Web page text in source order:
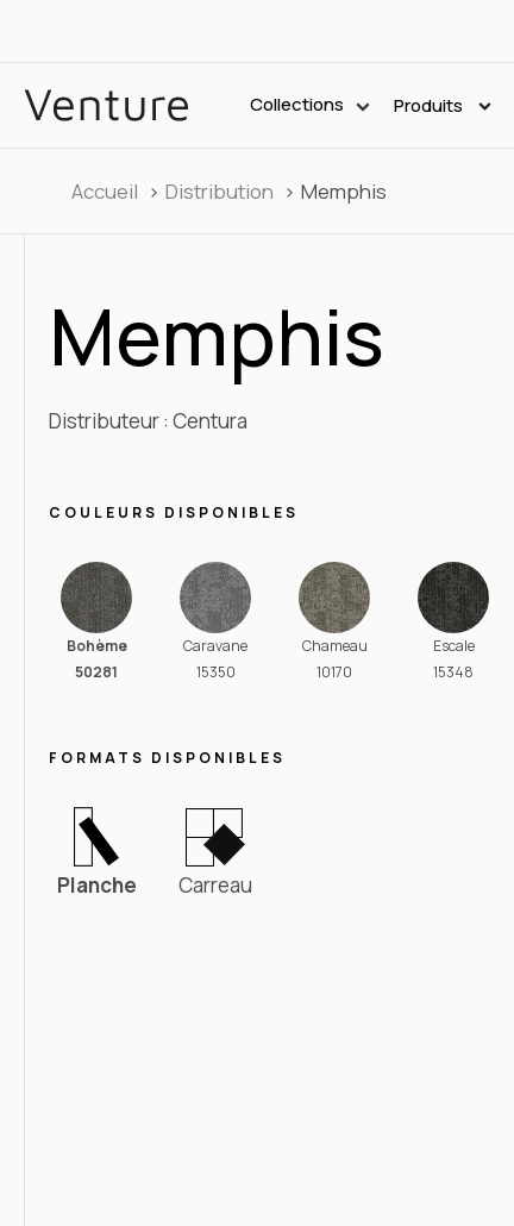
Collections Produits
Accueil Distribution Memphis
Memphis
Distributeur : Centura
COULEURS DISPONIBLES
Bohème
50281
Caravane
15350
Chameau
10170
Escale
15348
FORMATS DISPONIBLES
Planche Carreau